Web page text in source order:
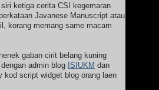
ketiga cerita CSI kegemaran
Javanese Manuscript atau
korang memang same macam
gaban cirit belang kuning
admin blog ISIUKM dan
kod script widget blog orang laen